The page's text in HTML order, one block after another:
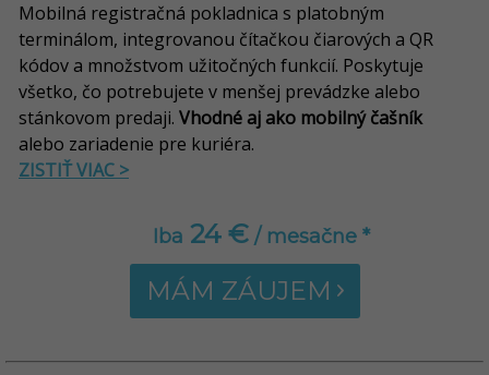
Mobilná registračná pokladnica s platobným
terminálom, integrovanou čítačkou čiarových a QR
kódov a množstvom užitočných funkcií. Poskytuje
všetko, čo potrebujete v menšej prevádzke alebo
stánkovom predaji. Vhodné aj ako mobilný čašník
alebo zariadenie pre kuriéra.
ZISTIŤ VIAC >
Iba 24 €/ mesačne *
MÁM ZÁUJEM